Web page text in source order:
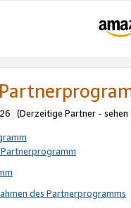
(Derzeitige Partner - sehen
des Partnerprogramms